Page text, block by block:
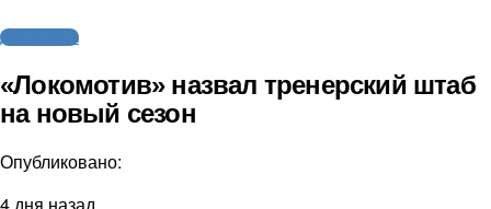
Другие виды
«Локомотив» назвал тренерский штаб
на новый сезон
Опубликовано: